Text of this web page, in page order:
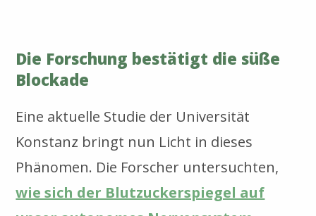
Die Forschung bestätigt die süße
Blockade
Eine aktuelle Studie der Universität
Konstanz bringt nun Licht in dieses
Phänomen. Die Forscher untersuchten,
wie sich der Blutzuckerspiegel auf